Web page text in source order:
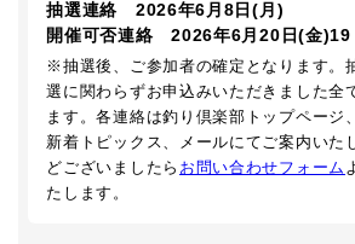
抽選連絡 2026年6月8日(月)
開催可否連絡 2026年6月20日(金)19
※抽選後、ご参加者の確定となります。
選に関わらずお申込みいただきました全
ます。各連絡は釣り倶楽部トップページ
新着トピックス、メールにてご案内いた
どございましたら お問い合わせフォーム
たします。